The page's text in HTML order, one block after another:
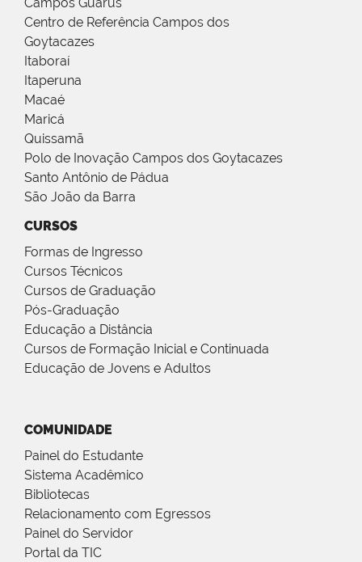
Campos Guarus
Centro de Referência Campos dos
Goytacazes
Itaboraí
Itaperuna
Macaé
Maricá
Quissamã
Polo de Inovação Campos dos Goytacazes
Santo Antônio de Pádua
São João da Barra
CURSOS
Formas de Ingresso
Cursos Técnicos
Cursos de Graduação
Pós-Graduação
Educação a Distância
Cursos de Formação Inicial e Continuada
Educação de Jovens e Adultos
COMUNIDADE
Painel do Estudante
Sistema Acadêmico
Bibliotecas
Relacionamento com Egressos
Painel do Servidor
Portal da TIC